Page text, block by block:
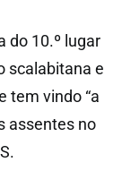
do 10.º lugar
scalabitana e
tem vindo “a
assentes no